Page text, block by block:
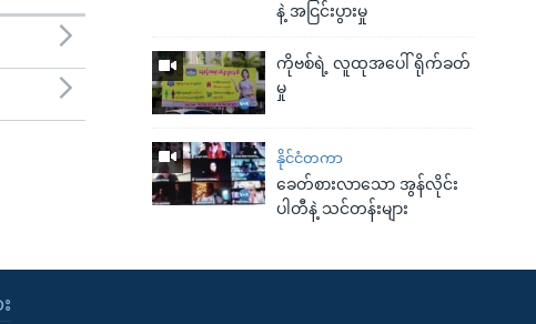
နဲ့ အငြင်းပွားမှု
ကိုဗစ်ရဲ့ လူထုအပေါ် ရိုက်ခတ်
မှု
နိုင်ငံတကာ
ခေတ်စားလာသော အွန်လိုင်း
ပါတီနဲ့ သင်တန်းများ